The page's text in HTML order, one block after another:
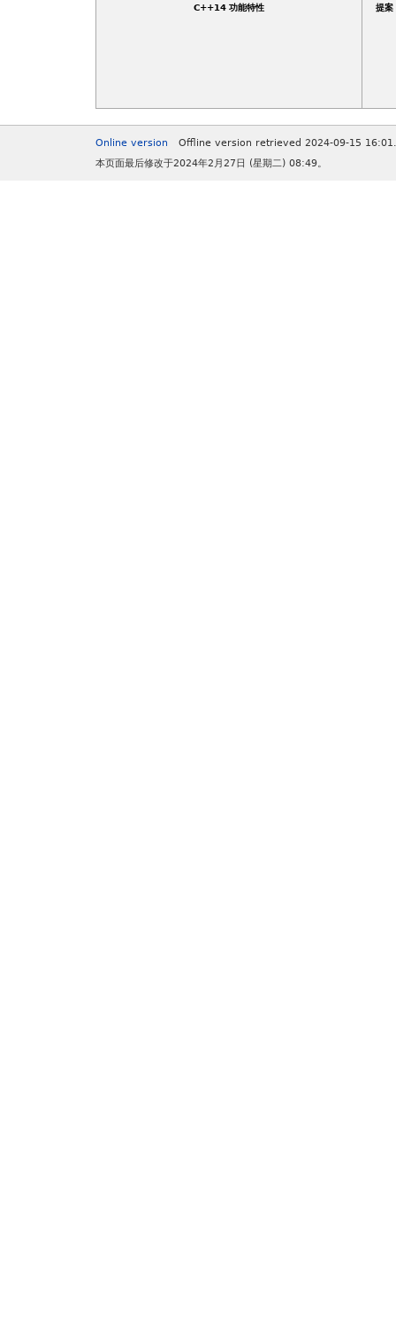
C++14 功能特性 提案
Online version
Offline version retrieved 2024-09-15 16:01.
本页面最后修改于2024年2月27日 (星期二) 08:49。